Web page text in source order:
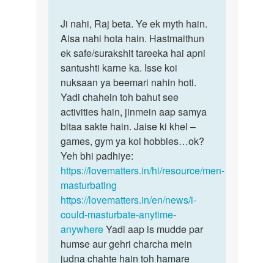
to
mute
Marne
Se
Chehre
Par
by
raj
raja
Ji
nahi,
Raj
beta.
Ye
ek
myth
Ji nahi, Raj beta. Ye ek myth hain.
Aisa nahi hota hain. Hastmaithun
ek safe/surakshit tareeka hai apni
santushti karne ka. Isse koi
nuksaan ya beemari nahin hoti.
Yadi chahein toh bahut see
activities hain, jinmein aap samya
bitaa sakte hain. Jaise ki khel –
games, gym ya koi hobbies…ok?
Yeh bhi padhiye:
https://lovematters.in/hi/resource/men-
masturbating
https://lovematters.in/en/news/i-
could-masturbate-anytime-
anywhereYadi aap is mudde par
humse aur gehri charcha mein
judna chahte hain toh hamare